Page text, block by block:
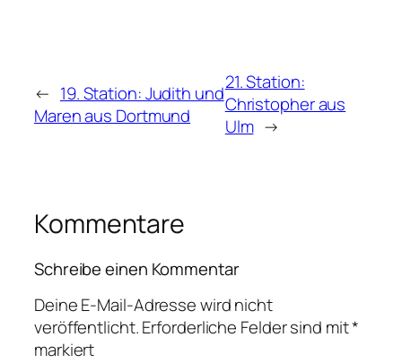
← 19. Station: Judith und
Maren aus Dortmund
21. Station:
Christopher aus
Ulm →
Kommentare
Schreibe einen Kommentar
Deine E-Mail-Adresse wird nicht
veröffentlicht.Erforderliche Felder sind mit*
markiert